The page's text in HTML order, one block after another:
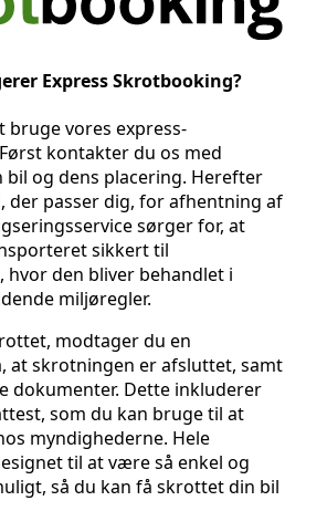
Express Skrotbooking?
bruge vores express-
kontakter du os med
bil og dens placering. Herefter
der passer dig, for afhentning af
sørger for, at
sikkert til
den bliver behandlet i
miljøregler.
modtager du en
at skrotningen er afsluttet, samt
dokumenter. Dette inkluderer
som du kan bruge til at
myndighederne. Hele
til at være så enkel og
så du kan få skrottet din bil